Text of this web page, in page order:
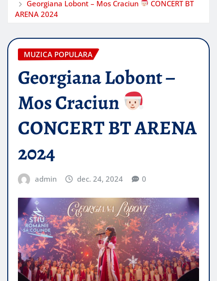
Georgiana Lobont – Mos Craciun
CONCERT BT
ARENA 2024
MUZICA POPULARA
Georgiana Lobont –
Mos Craciun
CONCERT BT ARENA
2024
admin dec. 24, 2024 0